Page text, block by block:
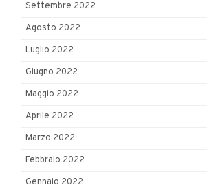
Settembre 2022
Agosto 2022
Luglio 2022
Giugno 2022
Maggio 2022
Aprile 2022
Marzo 2022
Febbraio 2022
Gennaio 2022